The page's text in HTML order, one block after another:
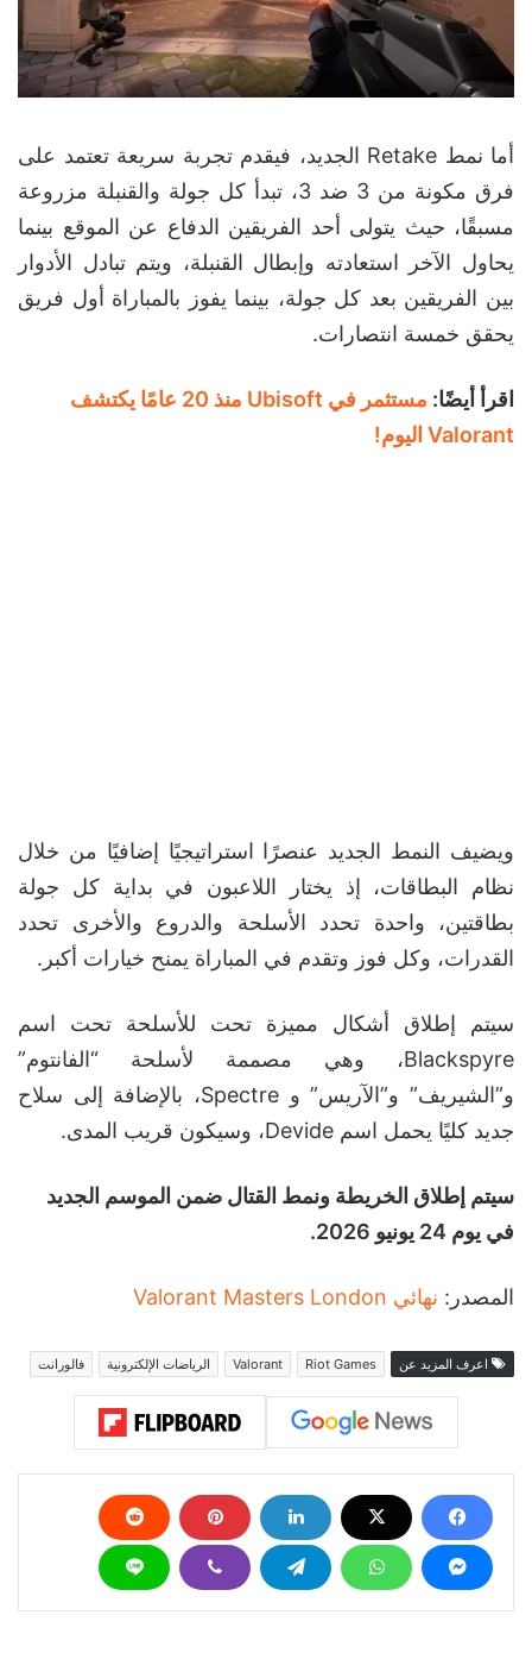
أما نمط Retake الجديد، فيقدم تجربة سريعة تعتمد على
فرق مكونة من 3 ضد 3، تبدأ كل جولة والقنبلة مزروعة
مسبقًا، حيث يتولى أحد الفريقين الدفاع عن الموقع بينما
يحاول الآخر استعادته وإبطال القنبلة، ويتم تبادل الأدوار
بين الفريقين بعد كل جولة، بينما يفوز بالمباراة أول فريق
يحقق خمسة انتصارات.
اقرأ أيضًا:
مستثمر في Ubisoft منذ 20 عامًا يكتشف
Valorant اليوم!
ويضيف النمط الجديد عنصرًا استراتيجيًا إضافيًا من خلال
نظام البطاقات، إذ يختار اللاعبون في بداية كل جولة
بطاقتين، واحدة تحدد الأسلحة والدروع والأخرى تحدد
القدرات، وكل فوز وتقدم في المباراة يمنح خيارات أكبر.
سيتم إطلاق أشكال مميزة تحت للأسلحة تحت اسم
Blackspyre، وهي مصممة لأسلحة “الفانتوم”
و”الشيريف” و”الآريس” و Spectre، بالإضافة إلى سلاح
جديد كليًا يحمل اسم Devide، وسيكون قريب المدى.
سيتم إطلاق الخريطة ونمط القتال ضمن الموسم الجديد
في يوم 24 يونيو 2026.
المصدر: نهائي Valorant Masters London
اعرف المزيد عن Riot Games
Valorant الرياضات الإلكترونية فالورانت